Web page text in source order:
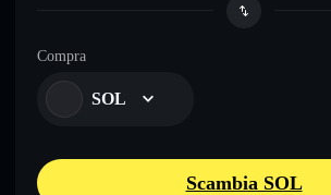
Compra
SOL
Scambia SOL